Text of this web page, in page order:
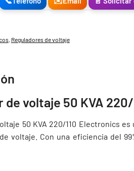
Reguladores de voltaje
de voltaje 50 KVA
50 KVA 220/110 Electronics
voltaje. Con una eficiencia del